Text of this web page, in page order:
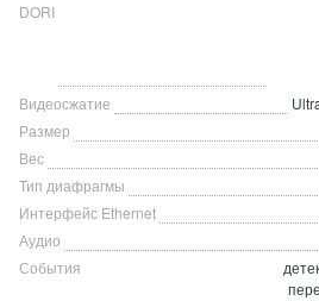
DORI
Видеосжатие
Размер
Вес
Тип диафрагмы
Интерфейс Ethernet
Аудио
События